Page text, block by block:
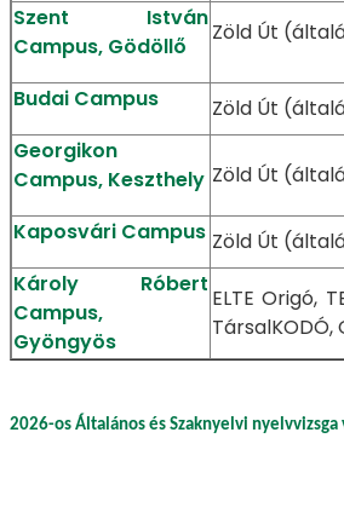
Szent István
Campus, Gödöllő
Zöld Út
Budai Campus
Zöld Út
Georgikon
Campus, Keszthely Zöld Út
Kaposvári Campus Zöld Út
Károly Róbert
Campus,
Gyöngyös
ELTE Origó,
TársalKODÓ,
2026-os Általános és Szaknyelvi nyelvvizsga